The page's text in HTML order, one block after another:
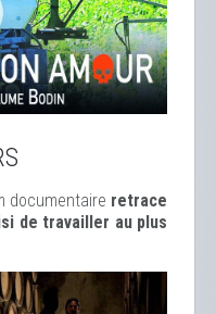
documentaire retrace
de travailler au plus